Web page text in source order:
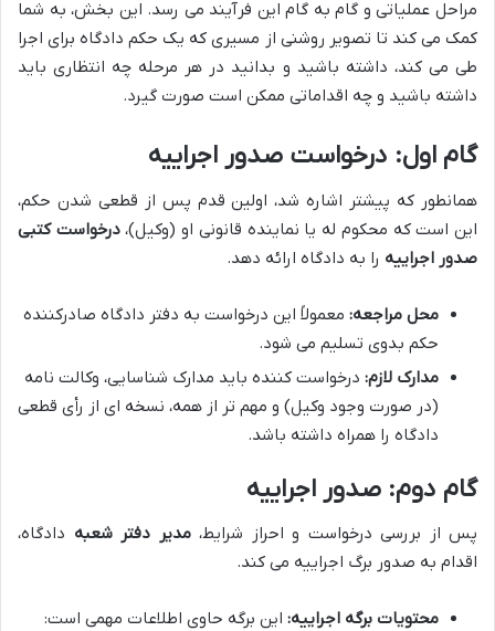
مراحل عملیاتی و گام به گام این فرآیند می رسد. این بخش، به شما
کمک می کند تا تصویر روشنی از مسیری که یک حکم دادگاه برای اجرا
طی می کند، داشته باشید و بدانید در هر مرحله چه انتظاری باید
داشته باشید و چه اقداماتی ممکن است صورت گیرد.
گام اول: درخواست صدور اجراییه
همانطور که پیشتر اشاره شد، اولین قدم پس از قطعی شدن حکم،
این است که محکوم له یا نماینده قانونی او (وکیل)،درخواست کتبی
صدور اجراییه را به دادگاه ارائه دهد.
محل مراجعه: معمولاً این درخواست به دفتر دادگاه صادرکننده
حکم بدوی تسلیم می شود.
مدارک لازم: درخواست کننده باید مدارک شناسایی، وکالت نامه
(در صورت وجود وکیل) و مهم تر از همه، نسخه ای از رأی قطعی
دادگاه را همراه داشته باشد.
گام دوم: صدور اجراییه
پس از بررسی درخواست و احراز شرایط،مدیر دفتر شعبه دادگاه،
اقدام به صدور برگ اجراییه می کند.
محتویات برگه اجراییه: این برگه حاوی اطلاعات مهمی است: